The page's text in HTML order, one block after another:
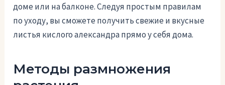
доме или на балконе. Следуя простым правилам
по уходу, вы сможете получить свежие и вкусные
листья кислого александра прямо у себя дома.
Методы размножения